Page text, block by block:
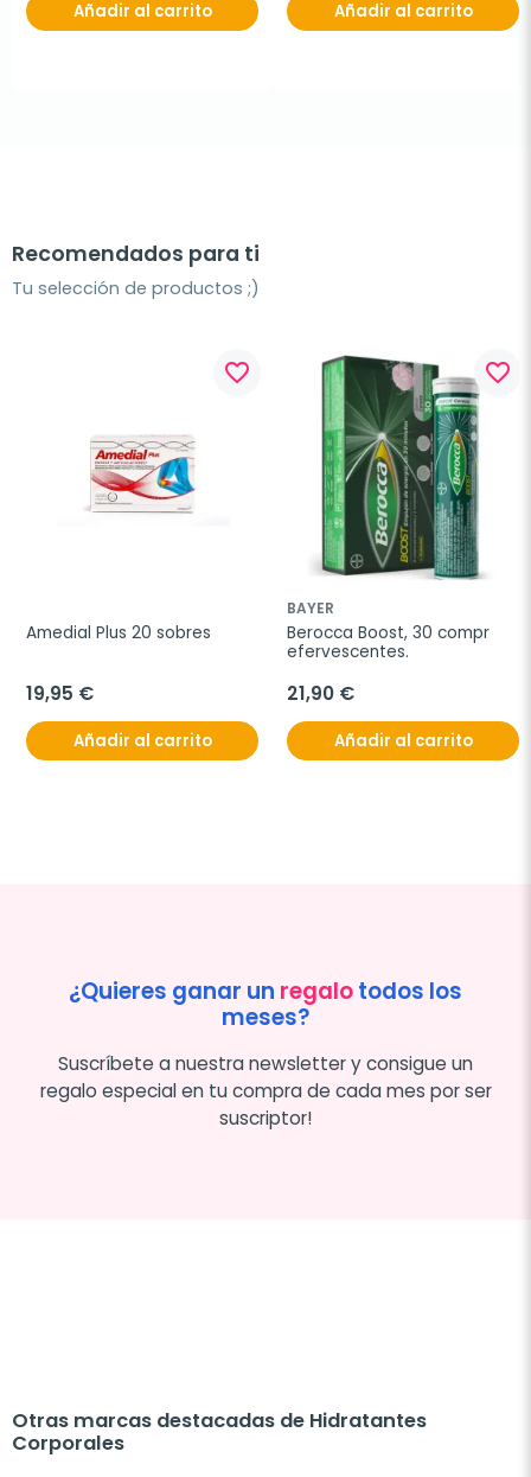
Añadir al carrito Añadir al carrito
Recomendados para ti
Tu selección de productos ;)
favorite_border
Amedial Plus 20 sobres
19,95 €
Añadir al carrito
favorite_border
BAYER
Berocca Boost, 30 compr
efervescentes.
21,90 €
Añadir al carrito
¿Quieres ganar un regalotodos los
meses?
Suscríbete a nuestra newsletter y consigue un
regalo especial en tu compra de cada mes por ser
suscriptor!
Otras marcas destacadas de Hidratantes
Corporales